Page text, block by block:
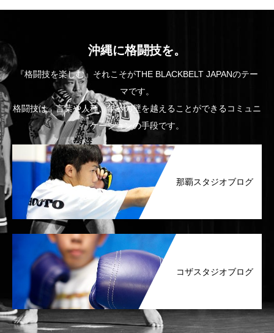
沖縄に格闘技を。
『格闘技を楽しむ』それこそがTHE BLACKBELT JAPANのテー
マです。
格闘技は、言葉や人種、年齢の壁を越えることができるコミュニ
ケーションの手段です。
那覇スタジオブログ
コザスタジオブログ